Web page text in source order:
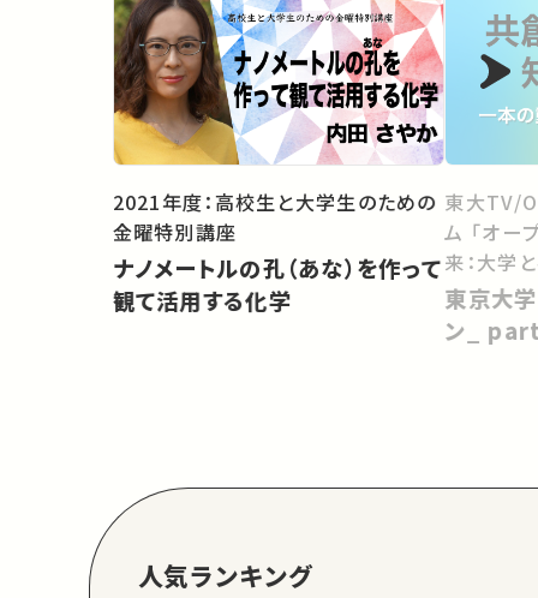
2021年度：高校生と大学生のための
金曜特別講座
ナノメートルの孔（あな）を作って
観て活用する化学
東大TV/
ム 「オー
来：大学
向けて」
東京大
ン_
人気ランキング